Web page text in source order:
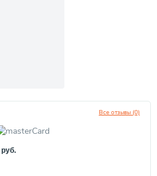
Все отзывы (0)
руб.